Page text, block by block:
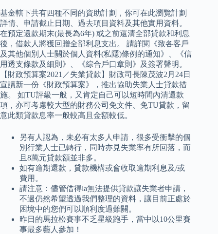
基金轄下共有四種不同的資助計劃，你可在此瀏覽計劃
詳情、申請截止日期、過去項目資料及其他實用資料。
在預定還款期末(最長為6年) 或之前還清全部貸款和利息
後，借款人將獲回贈全部利息支出。 請詳閲《致各客戶
及其他個別人士關於個人資料(私隱)條例的通知》、《信
用透支條款及細則》、《綜合戶口章則》及簽署聲明。
【財政預算案2021／失業貸款】財政司長陳茂波2月24日
宣讀新一份《財政預算案》，推出協助失業人士貸款措
施。 如TU評級一般，又肯定自己可以短時間內清還款
項，亦可考慮較大型的財務公司免文件、免TU貸款，留
意此類貸款息率一般較高且金額較低。
另有人認為，未必有太多人申請，很多受衝擊的個
別行業人士已轉行，同時亦見失業率有所回落，而
且8萬元貸款額並非多。
如有逾期還款，貸款機構或會收取逾期利息及/或
費用。
請注意：儘管借得la無法提供貸款讓失業者申請，
不過仍然希望透過我們整理的資料，讓目前正處於
困境中的您們可以順利度過難關。
昨日的馬拉松賽事不乏星級跑手，當中以10公里賽
事最多藝人參加！